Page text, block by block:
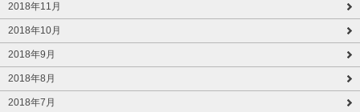
2018年11月
2018年10月
2018年9月
2018年8月
2018年7月